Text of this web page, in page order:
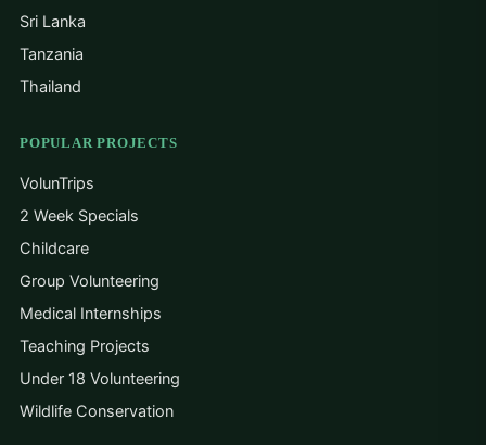
Sri Lanka
Tanzania
Thailand
POPULAR PROJECTS
VolunTrips
2 Week Specials
Childcare
Group Volunteering
Medical Internships
Teaching Projects
Under 18 Volunteering
Wildlife Conservation